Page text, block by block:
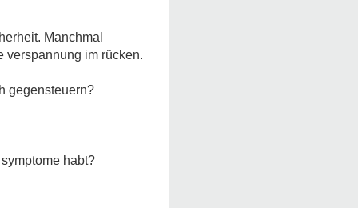
Manchmal
im rücken.
gegensteuern?
habt?